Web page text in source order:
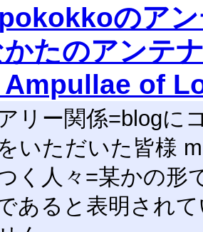
のア
たのアンテ
Ampullae of
リー関係=blogに
いただいた皆様
く人々=某かの形
あると表明され